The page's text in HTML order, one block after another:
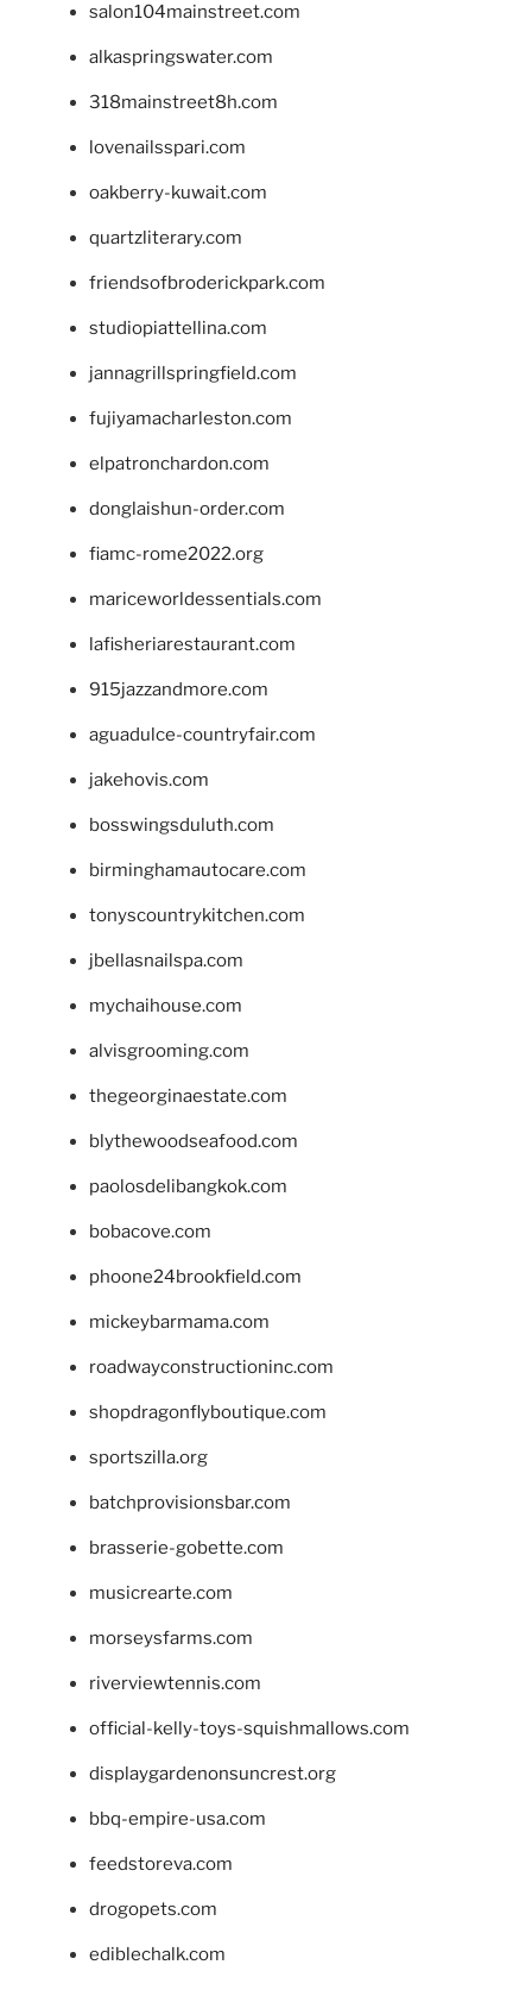
salon104mainstreet.com
alkaspringswater.com
318mainstreet8h.com
lovenailsspari.com
oakberry-kuwait.com
quartzliterary.com
friendsofbroderickpark.com
studiopiattellina.com
jannagrillspringfield.com
fujiyamacharleston.com
elpatronchardon.com
donglaishun-order.com
fiamc-rome2022.org
mariceworldessentials.com
lafisheriarestaurant.com
915jazzandmore.com
aguadulce-countryfair.com
jakehovis.com
bosswingsduluth.com
birminghamautocare.com
tonyscountrykitchen.com
jbellasnailspa.com
mychaihouse.com
alvisgrooming.com
thegeorginaestate.com
blythewoodseafood.com
paolosdelibangkok.com
bobacove.com
phoone24brookfield.com
mickeybarmama.com
roadwayconstructioninc.com
shopdragonflyboutique.com
sportszilla.org
batchprovisionsbar.com
brasserie-gobette.com
musicrearte.com
morseysfarms.com
riverviewtennis.com
official-kelly-toys-squishmallows.com
displaygardenonsuncrest.org
bbq-empire-usa.com
feedstoreva.com
drogopets.com
ediblechalk.com